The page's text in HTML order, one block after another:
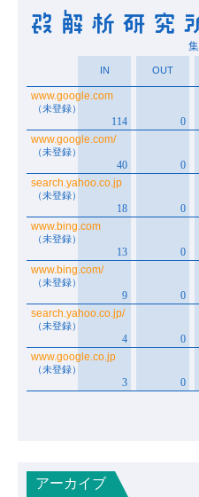
アーカイブ